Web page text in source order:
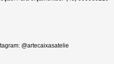
@artecaixasatelie